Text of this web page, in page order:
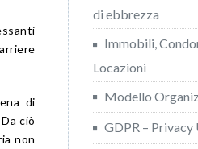
di
ciò
non
di ebbrezza
Immobili,
Locazioni
Modello
GDPR – Privacy